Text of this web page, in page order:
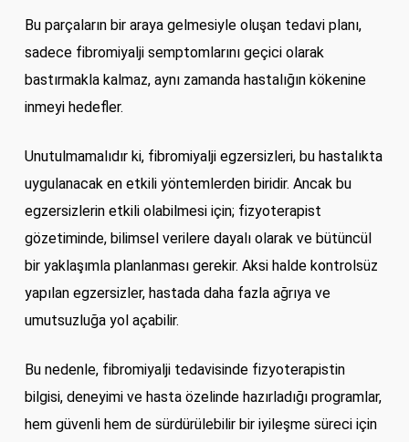
Bu parçaların bir araya gelmesiyle oluşan tedavi planı,
sadece fibromiyalji semptomlarını geçici olarak
bastırmakla kalmaz, aynı zamanda hastalığın kökenine
inmeyi hedefler.
Unutulmamalıdır ki, fibromiyalji egzersizleri, bu hastalıkta
uygulanacak en etkili yöntemlerden biridir. Ancak bu
egzersizlerin etkili olabilmesi için; fizyoterapist
gözetiminde, bilimsel verilere dayalı olarak ve bütüncül
bir yaklaşımla planlanması gerekir. Aksi halde kontrolsüz
yapılan egzersizler, hastada daha fazla ağrıya ve
umutsuzluğa yol açabilir.
Bu nedenle, fibromiyalji tedavisinde fizyoterapistin
bilgisi, deneyimi ve hasta özelinde hazırladığı programlar,
hem güvenli hem de sürdürülebilir bir iyileşme süreci için